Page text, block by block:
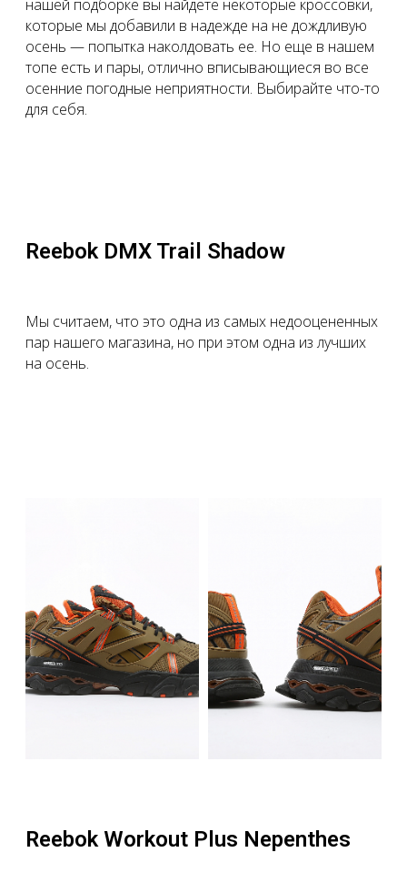
нашей подборке вы найдете некоторые кроссовки,
которые мы добавили в надежде на не дождливую
осень — попытка наколдовать ее. Но еще в нашем
топе есть и пары, отлично вписывающиеся во все
осенние погодные неприятности. Выбирайте что-то
для себя.
Reebok DMX Trail Shadow
Мы считаем, что это одна из самых недооцененных
пар нашего магазина, но при этом одна из лучших
на осень.
Reebok Workout Plus Nepenthes